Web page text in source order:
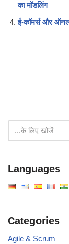
का मॉडलिंग
ई-कॉमर्स और
Languages
Categories
Agile & Scrum